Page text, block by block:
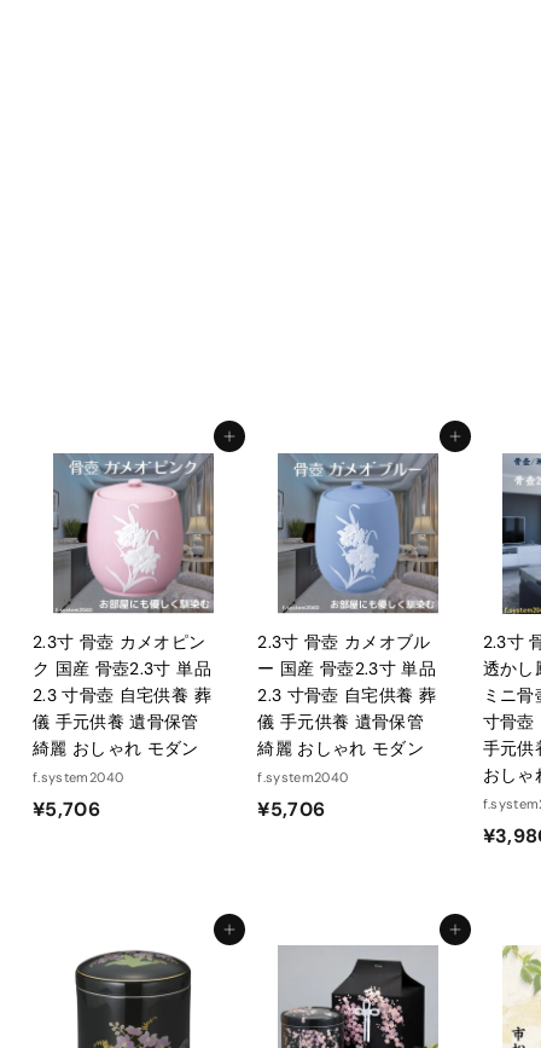
0
0
0
カートに入れる
2.3寸 骨壺 カメオピン
ク 国産 骨壺2.3寸 単品
2.3 寸骨壺 自宅供養 葬
儀 手元供養 遺骨保管
綺麗 おしゃれ モダン
f.system2040
¥5,706¥
6
カートに入れる
2.3寸 骨壺 カメオブル
ー 国産 骨壺2.3寸 単品
2.3 寸骨壺 自宅供養 葬
儀 手元供養 遺骨保管
綺麗 おしゃれ モダン
f.system2040
¥5,706¥
2.3寸
透かし
ミニ
寸骨壺
手元供
おしゃ
カートに入れる カートに入れる